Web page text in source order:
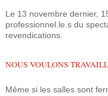
Le 13 novembre dernier,
professionnel.le.s du
revendications.
NOUS VOULONS
Même si les salles sont